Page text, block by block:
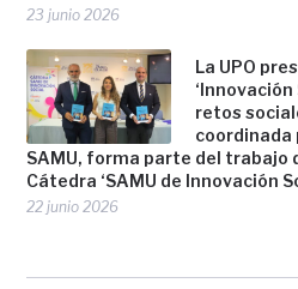
23 junio 2026
La UPO
retos
coordinada
SAMU, forma parte del trabajo
Cátedra ‘SAMU de Innovación
22 junio 2026